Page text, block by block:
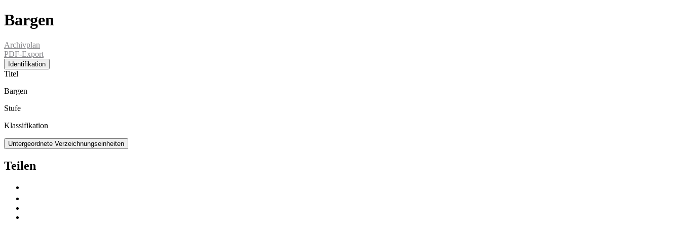
Bargen
Archivplan
PDF-Export
Identifikation
Titel
Bargen
Stufe
Klassifikation
Untergeordnete Verzeichnungseinheiten
Teilen